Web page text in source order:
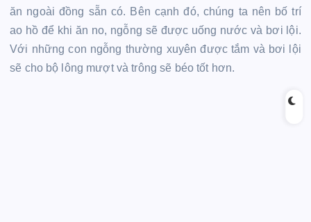
ăn ngoài đồng sẵn có. Bên cạnh đó, chúng ta nên bố trí
ao hồ để khi ăn no, ngỗng sẽ được uống nước và bơi lội.
Với những con ngỗng thường xuyên được tắm và bơi lội
sẽ cho bộ lông mượt và trông sẽ béo tốt hơn.